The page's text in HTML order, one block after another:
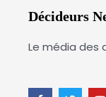
Décideurs
Le média des
F T Y